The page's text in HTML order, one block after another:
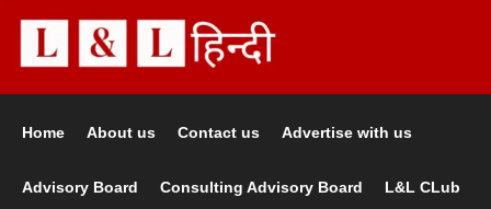
Home About us Contact us Advertise with us
Advisory Board Consulting Advisory Board L&L CLub